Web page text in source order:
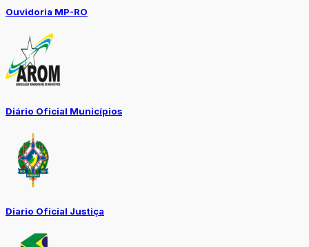
Ouvidoria MP-RO
Diário Oficial Municípios
Diario Oficial Justiça